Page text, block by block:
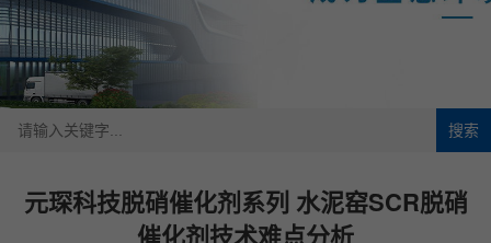
搜索
元琛科技脱硝催化剂系列 水泥窑SCR脱硝
催化剂技术难点分析